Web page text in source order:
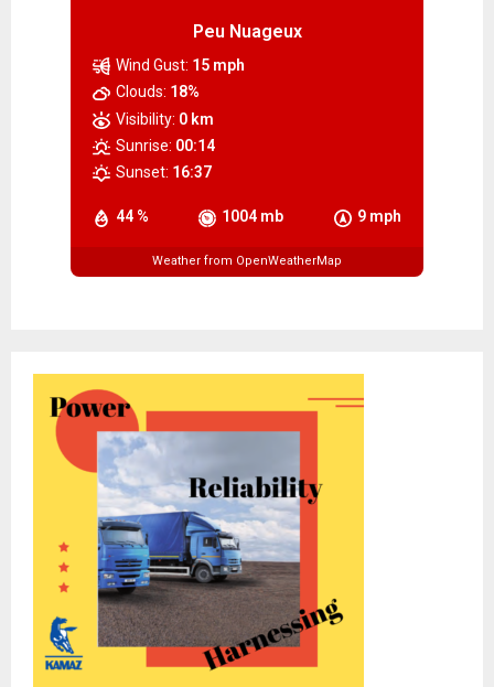
Peu Nuageux
44 % 1004 mb 9 mph
Wind Gust: 15 mph
Clouds: 18%
Visibility: 0 km
Sunrise: 00:14
Sunset: 16:37
Weather from OpenWeatherMap